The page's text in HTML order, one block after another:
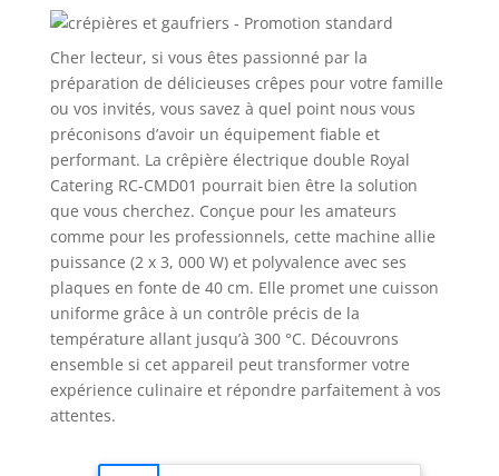
Cher lecteur, si vous êtes passionné par la
préparation de délicieuses crêpes pour votre famille
ou vos invités, vous savez à quel point nous vous
préconisons d’avoir un équipement fiable et
performant. La crêpière électrique double Royal
Catering RC-CMD01 pourrait bien être la solution
que vous cherchez. Conçue pour les amateurs
comme pour les professionnels, cette machine allie
puissance (2 x 3, 000 W) et polyvalence avec ses
plaques en fonte de 40 cm. Elle promet une cuisson
uniforme grâce à un contrôle précis de la
température allant jusqu’à 300 °C. Découvrons
ensemble si cet appareil peut transformer votre
expérience culinaire et répondre parfaitement à vos
attentes.